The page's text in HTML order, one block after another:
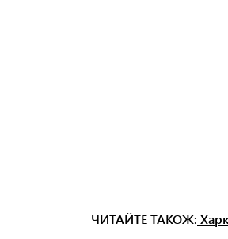
ЧИТАЙТЕ ТАКОЖ: